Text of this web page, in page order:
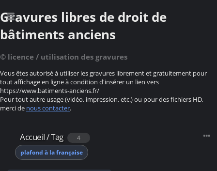
Gravures libres de droit de
bâtiments anciens
© licence / utilisation des gravures
Vous êtes autorisé à utiliser les gravures librement et gratuitement pour
tout affichage en ligne à condition d'insérer un lien vers
https://www.batiments-anciens.fr/
Pour tout autre usage (vidéo, impression, etc.) ou pour des fichiers HD,
merci de nous contacter.
Accueil/Tag
4
plafond à la française